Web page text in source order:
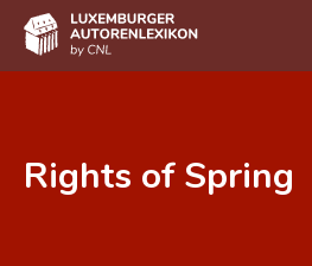
Rights of Spring